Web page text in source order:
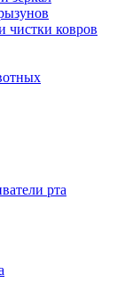
чистки ковров
рта